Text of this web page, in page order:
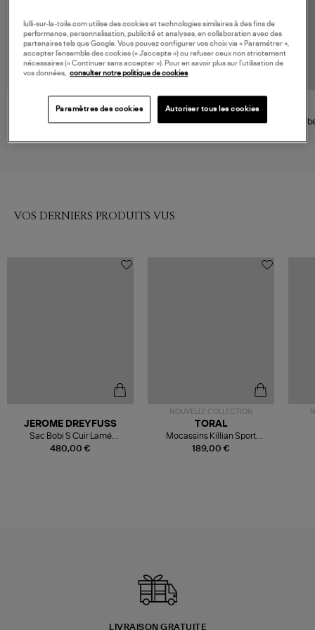
GANNI
Robe Stretch Cotton w. Frill
ISABEL MARANT
Robe Nadeline Black, Vestiaire
VOS DERNIERS PRODUITS VUS
480,00 €
JEROME DREYFUSS
Sac Bobi S Cuir Lamé
Champagne
NOUVELLE COLLECTION
189,00 €
TORAL
Mocassins Killian Sport
Mousse
LIVRAISON GRATUITE
lulli-sur-la-toile.com utilise des cookies et technologies similaires à des fins de
performance, personnalisation, publicité et analyses, en collaboration avec des
partenaires tels que Google. Vous pouvez configurer vos choix via « Paramétrer »,
accepter l’ensemble des cookies (« J’accepte ») ou refuser ceux non strictement
nécessaires (« Continuer sans accepter »). Pour en savoir plus sur l’utilisation de
vos données, consulter notre politique de cookies
Paramètres des cookies Autoriser tous les cookies